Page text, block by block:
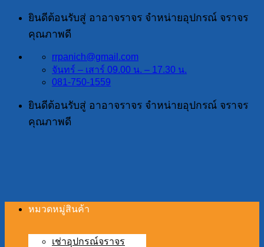
ข้าม
เนื้อหา
ยินดีต้อนรับสู่ อาอาจราจร จำหน่ายอุปกรณ์ จราจร
คุณภาพดี
rrpanich@gmail.com
จันทร์ – เสาร์ 09.00 น. – 17.30 น.
081-750-1559
ยินดีต้อนรับสู่ อาอาจราจร จำหน่ายอุปกรณ์ จราจร
คุณภาพดี
หมวดหมู่สินค้า
เช่าอุปกรณ์จราจร